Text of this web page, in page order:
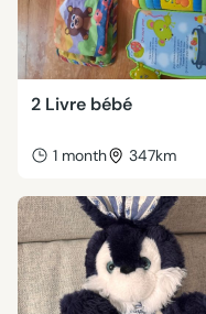
2 Livre bébé
1 month 347km